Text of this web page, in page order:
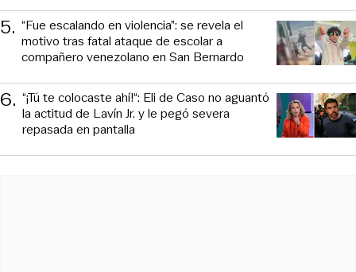
5. “Fue escalando en violencia”: se revela el
motivo tras fatal ataque de escolar a
compañero venezolano en San Bernardo
6. “¡Tú te colocaste ahí!“: Eli de Caso no aguantó
la actitud de Lavín Jr. y le pegó severa
repasada en pantalla